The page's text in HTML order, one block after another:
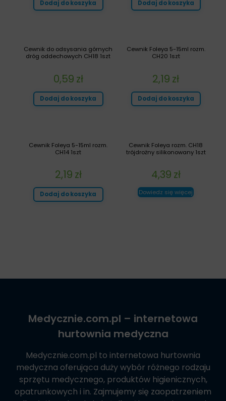
Dodaj do koszyka
Dodaj do koszyka
Cewnik Foleya 5-15ml rozm.
CH20 1szt
2,19 zł
Dodaj do koszyka
Cewnik do odsysania górnych
dróg oddechowych CH18 1szt
0,59 zł
Dodaj do koszyka
Cewnik Foleya rozm. CH18
trójdrożny silikonowany 1szt
4,39 zł
Dowiedz się więcej
Cewnik Foleya 5-15ml rozm.
CH14 1szt
2,19 zł
Dodaj do koszyka
Medycznie.com.pl – internetowa
hurtownia medyczna
Medycznie.com.pl to internetowa hurtownia
medyczna oferująca duży wybór różnego rodzaju
sprzętu medycznego, produktów higienicznych,
opatrunkowych i in. Zajmujemy się zaopatrzeniem